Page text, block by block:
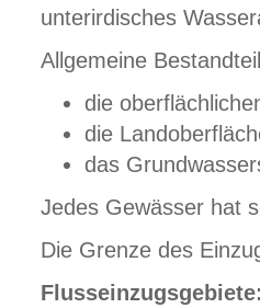
unterirdisches
Allgemeine
die
die
das
Jedes Gewässer hat
Die Grenze des